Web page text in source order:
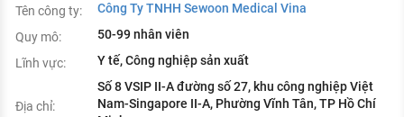
Tên công ty:
Công Ty TNHH Sewoon Medical Vina
Quy mô:
50-99 nhân viên
Lĩnh vực:
Y tế, Công nghiệp sản xuất
Địa chỉ:
Số 8 VSIP II-A đường số 27, khu công nghiệp Việt
Nam-Singapore II-A, Phường Vĩnh Tân, TP Hồ Chí